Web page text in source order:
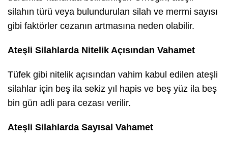
silahın türü veya bulundurulan silah ve mermi sayısı
gibi faktörler cezanın artmasına neden olabilir.
Ateşli Silahlarda Nitelik Açısından Vahamet
Tüfek gibi nitelik açısından vahim kabul edilen ateşli
silahlar için beş ila sekiz yıl hapis ve beş yüz ila beş
bin gün adli para cezası verilir.
Ateşli Silahlarda Sayısal Vahamet